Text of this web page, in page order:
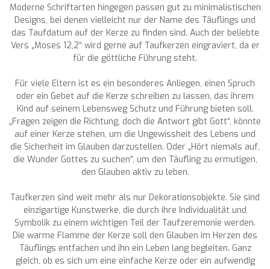
Moderne Schriftarten hingegen passen gut zu minimalistischen
Designs, bei denen vielleicht nur der Name des Täuflings und
das Taufdatum auf der Kerze zu finden sind. Auch der beliebte
Vers „Moses 12,2“ wird gerne auf Taufkerzen eingraviert, da er
für die göttliche Führung steht.
Für viele Eltern ist es ein besonderes Anliegen, einen Spruch
oder ein Gebet auf die Kerze schreiben zu lassen, das ihrem
Kind auf seinem Lebensweg Schutz und Führung bieten soll.
„Fragen zeigen die Richtung, doch die Antwort gibt Gott“, könnte
auf einer Kerze stehen, um die Ungewissheit des Lebens und
die Sicherheit im Glauben darzustellen. Oder „Hört niemals auf,
die Wunder Gottes zu suchen“, um den Täufling zu ermutigen,
den Glauben aktiv zu leben.
Taufkerzen sind weit mehr als nur Dekorationsobjekte. Sie sind
einzigartige Kunstwerke, die durch ihre Individualität und
Symbolik zu einem wichtigen Teil der Taufzeremonie werden.
Die warme Flamme der Kerze soll den Glauben im Herzen des
Täuflings entfachen und ihn ein Leben lang begleiten. Ganz
gleich, ob es sich um eine einfache Kerze oder ein aufwendig